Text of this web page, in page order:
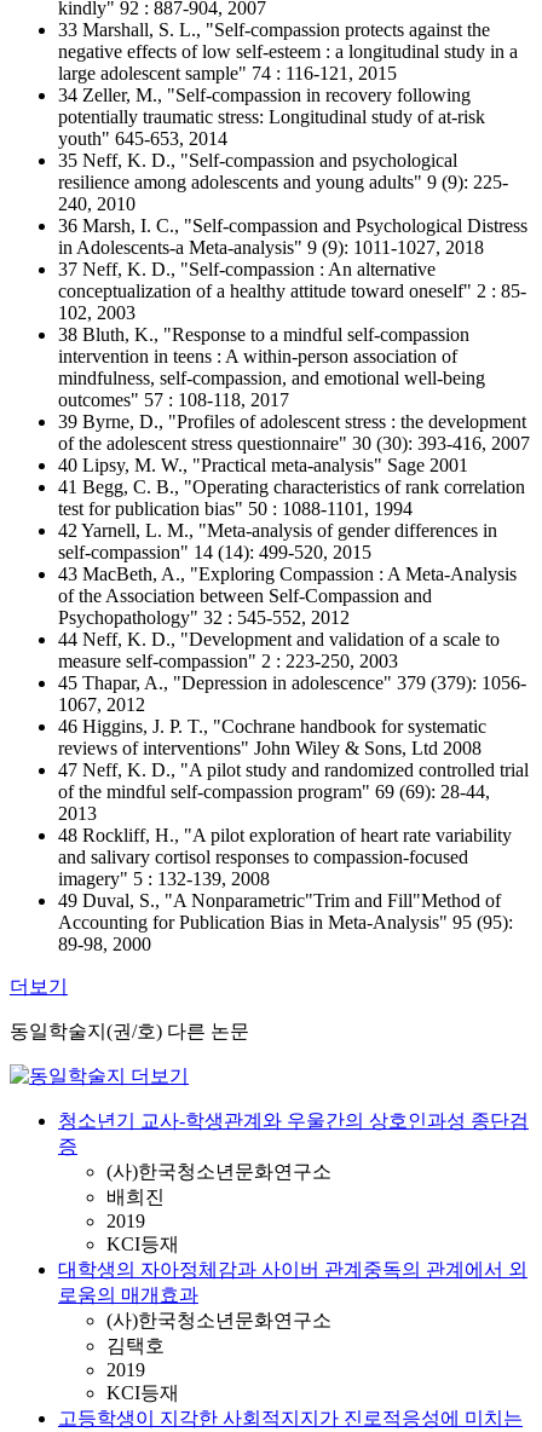
kindly" 92 : 887-904, 2007
33 Marshall, S. L., "Self-compassion protects against the
negative effects of low self-esteem : a longitudinal study in a
large adolescent sample" 74 : 116-121, 2015
34 Zeller, M., "Self-compassion in recovery following
potentially traumatic stress: Longitudinal study of at-risk
youth" 645-653, 2014
35 Neff, K. D., "Self-compassion and psychological
resilience among adolescents and young adults" 9 (9): 225-
240, 2010
36 Marsh, I. C., "Self-compassion and Psychological Distress
in Adolescents-a Meta-analysis" 9 (9): 1011-1027, 2018
37 Neff, K. D., "Self-compassion : An alternative
conceptualization of a healthy attitude toward oneself" 2 : 85-
102, 2003
38 Bluth, K., "Response to a mindful self-compassion
intervention in teens : A within-person association of
mindfulness, self-compassion, and emotional well-being
outcomes" 57 : 108-118, 2017
39 Byrne, D., "Profiles of adolescent stress : the development
of the adolescent stress questionnaire" 30 (30): 393-416, 2007
40 Lipsy, M. W., "Practical meta-analysis" Sage 2001
41 Begg, C. B., "Operating characteristics of rank correlation
test for publication bias" 50 : 1088-1101, 1994
42 Yarnell, L. M., "Meta-analysis of gender differences in
self-compassion" 14 (14): 499-520, 2015
43 MacBeth, A., "Exploring Compassion : A Meta-Analysis
of the Association between Self-Compassion and
Psychopathology" 32 : 545-552, 2012
44 Neff, K. D., "Development and validation of a scale to
measure self-compassion" 2 : 223-250, 2003
45 Thapar, A., "Depression in adolescence" 379 (379): 1056-
1067, 2012
46 Higgins, J. P. T., "Cochrane handbook for systematic
reviews of interventions" John Wiley & Sons, Ltd 2008
47 Neff, K. D., "A pilot study and randomized controlled trial
of the mindful self-compassion program" 69 (69): 28-44,
2013
48 Rockliff, H., "A pilot exploration of heart rate variability
and salivary cortisol responses to compassion-focused
imagery" 5 : 132-139, 2008
49 Duval, S., "A Nonparametric"Trim and Fill"Method of
Accounting for Publication Bias in Meta-Analysis" 95 (95):
89-98, 2000
더보기
동일학술지(권/호) 다른 논문
청소년기 교사-학생관계와 우울간의 상호인과성 종단검
증
(사)한국청소년문화연구소
배희진
2019
KCI등재
대학생의 자아정체감과 사이버 관계중독의 관계에서 외
로움의 매개효과
(사)한국청소년문화연구소
김택호
2019
KCI등재
고등학생이 지각한 사회적지지가 진로적응성에 미치는